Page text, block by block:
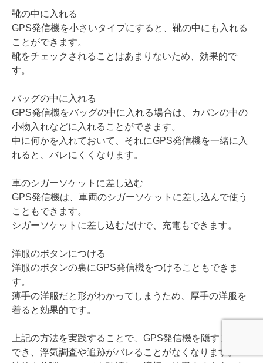
靴の中に入れる
GPS発信機を小さいタイプにすると、靴の中にも入れる
ことができます。
靴をチェックされることはあまりないため、効果的で
す。
バッグの中に入れる
GPS発信機をバッグの中に入れる場合は、カバンの中の
小物入れなどに入れることができます。
中に何かを入れておいて、それにGPS発信機を一緒に入
れると、バレにくくなります。
車のシガーソケットに差し込む
GPS発信機は、車両のシガーソケットに差し込んで使う
こともできます。
シガーソケットに差し込むだけで、充電もできます。
洋服のボタンにつける
洋服のボタンの裏にGPS発信機をつけることもできま
す。
薄手の洋服だと形がわかってしまうため、厚手の洋服を
着ると効果的です。
上記の方法を実践することで、GPS発信機を隠すことが
でき、浮気調査や追跡がバレることがなくなります。